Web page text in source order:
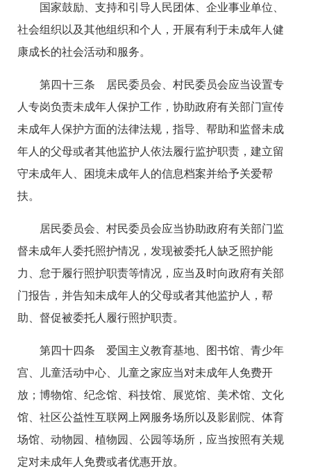
国家鼓励、支持和引导人民团体、企业事业单位、
社会组织以及其他组织和个人，开展有利于未成年人健
康成长的社会活动和服务。
第四十三条 居民委员会、村民委员会应当设置专
人专岗负责未成年人保护工作，协助政府有关部门宣传
未成年人保护方面的法律法规，指导、帮助和监督未成
年人的父母或者其他监护人依法履行监护职责，建立留
守未成年人、困境未成年人的信息档案并给予关爱帮
扶。
居民委员会、村民委员会应当协助政府有关部门监
督未成年人委托照护情况，发现被委托人缺乏照护能
力、怠于履行照护职责等情况，应当及时向政府有关部
门报告，并告知未成年人的父母或者其他监护人，帮
助、督促被委托人履行照护职责。
第四十四条 爱国主义教育基地、图书馆、青少年
宫、儿童活动中心、儿童之家应当对未成年人免费开
放；博物馆、纪念馆、科技馆、展览馆、美术馆、文化
馆、社区公益性互联网上网服务场所以及影剧院、体育
场馆、动物园、植物园、公园等场所，应当按照有关规
定对未成年人免费或者优惠开放。